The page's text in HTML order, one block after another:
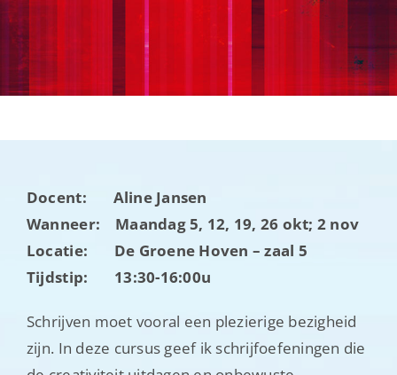
Nieuwsbrieven
Contact
Docent: Aline Jansen
Wanneer: Maandag 5, 12, 19, 26 okt; 2 nov
Locatie: De Groene Hoven – zaal 5
Tijdstip: 13:30-16:00u
Schrijven moet vooral een plezierige bezigheid
zijn. In deze cursus geef ik schrijfoefeningen die